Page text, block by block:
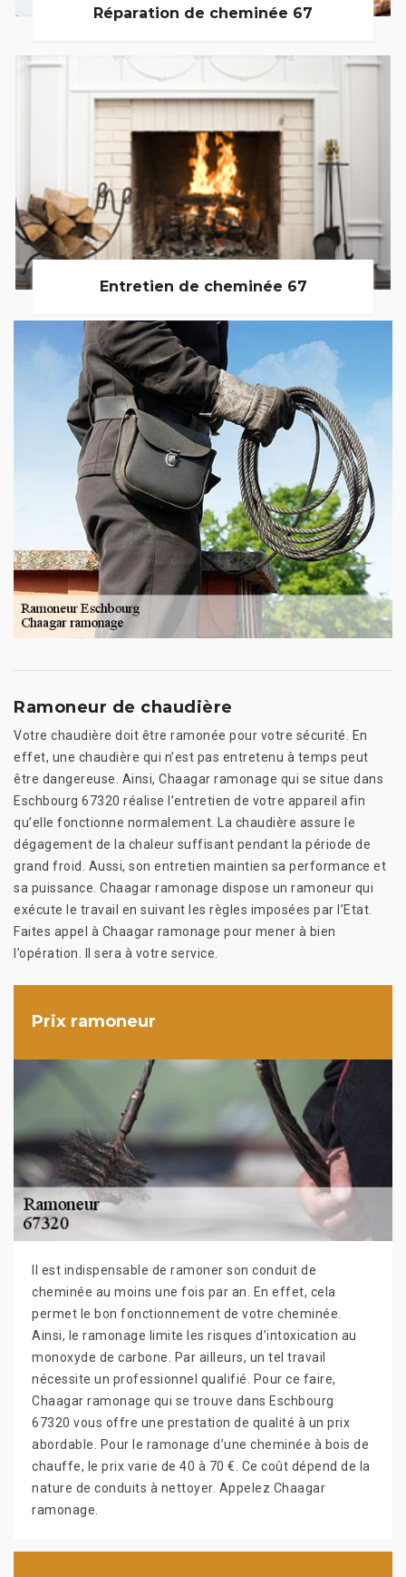
Réparation de cheminée 67
Entretien de cheminée 67
Ramoneur de chaudière
Votre chaudière doit être ramonée pour votre sécurité. En
effet, une chaudière qui n’est pas entretenu à temps peut
être dangereuse. Ainsi, Chaagar ramonage qui se situe dans
Eschbourg 67320 réalise l’entretien de votre appareil afin
qu’elle fonctionne normalement. La chaudière assure le
dégagement de la chaleur suffisant pendant la période de
grand froid. Aussi, son entretien maintien sa performance et
sa puissance. Chaagar ramonage dispose un ramoneur qui
exécute le travail en suivant les règles imposées par l’Etat.
Faites appel à Chaagar ramonage pour mener à bien
l’opération. Il sera à votre service.
Prix ramoneur
Il est indispensable de ramoner son conduit de
cheminée au moins une fois par an. En effet, cela
permet le bon fonctionnement de votre cheminée.
Ainsi, le ramonage limite les risques d’intoxication au
monoxyde de carbone. Par ailleurs, un tel travail
nécessite un professionnel qualifié. Pour ce faire,
Chaagar ramonage qui se trouve dans Eschbourg
67320 vous offre une prestation de qualité à un prix
abordable. Pour le ramonage d’une cheminée à bois de
chauffe, le prix varie de 40 à 70 €. Ce coût dépend de la
nature de conduits à nettoyer. Appelez Chaagar
ramonage.